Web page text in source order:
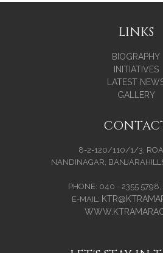
LINKS
BIOGRAPHY
INITIATIVES
LATEST
GALLERY
8-2-120/110/1/3,
NANDINAGAR,
PHONE: 040 - 2355 5798,
E-MAIL: